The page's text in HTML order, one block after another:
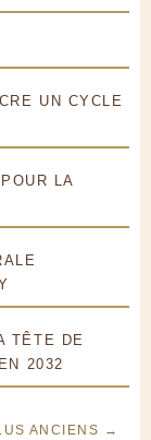
UN CYCLE
LA
TÊTE DE
2032
ANCIENS →